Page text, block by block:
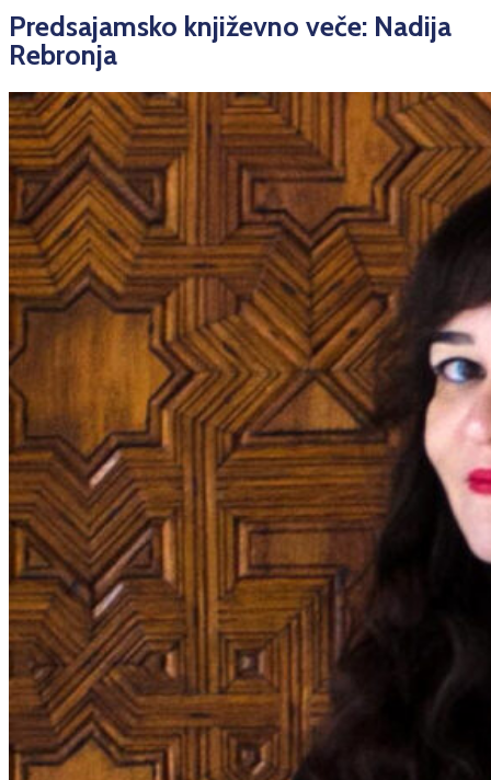
Predsajamsko književno veče: Nadija
Rebronja